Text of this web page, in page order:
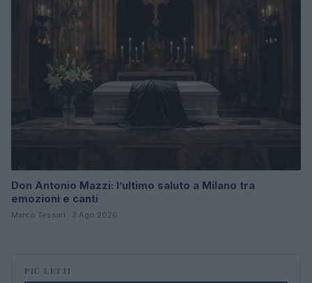
Don Antonio Mazzi: l’ultimo saluto a Milano tra
emozioni e canti
Marco Tessari · 3 Ago 2026
PIÙ LETTI